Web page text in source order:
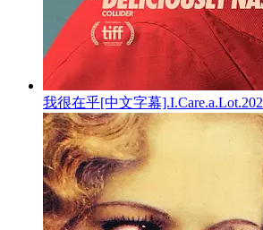
我很在乎[中文字幕